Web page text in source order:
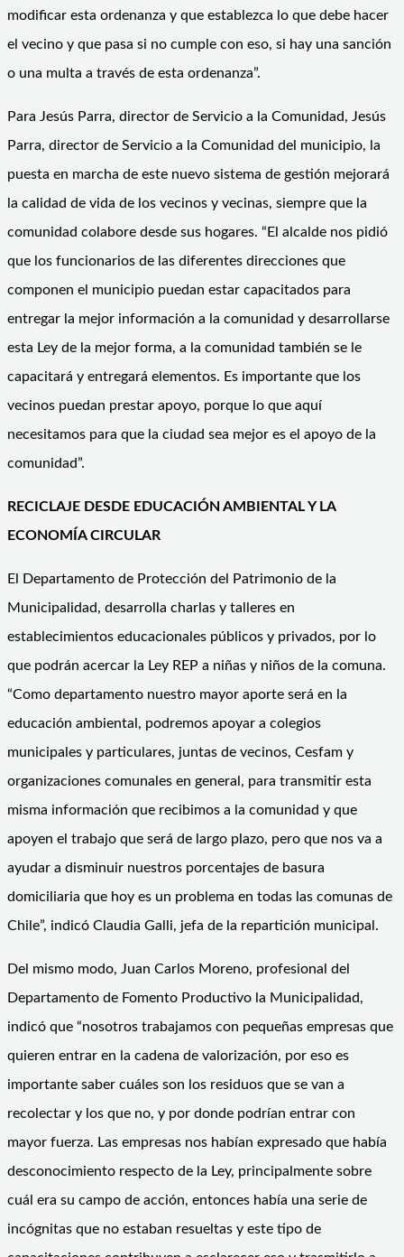
modificar esta ordenanza y que establezca lo que debe hacer
el vecino y que pasa si no cumple con eso, si hay una sanción
o una multa a través de esta ordenanza”.
Para Jesús Parra, director de Servicio a la Comunidad, Jesús
Parra, director de Servicio a la Comunidad del municipio, la
puesta en marcha de este nuevo sistema de gestión mejorará
la calidad de vida de los vecinos y vecinas, siempre que la
comunidad colabore desde sus hogares. “El alcalde nos pidió
que los funcionarios de las diferentes direcciones que
componen el municipio puedan estar capacitados para
entregar la mejor información a la comunidad y desarrollarse
esta Ley de la mejor forma, a la comunidad también se le
capacitará y entregará elementos. Es importante que los
vecinos puedan prestar apoyo, porque lo que aquí
necesitamos para que la ciudad sea mejor es el apoyo de la
comunidad”.
RECICLAJE DESDE EDUCACIÓN AMBIENTAL Y LA
ECONOMÍA CIRCULAR
El Departamento de Protección del Patrimonio de la
Municipalidad, desarrolla charlas y talleres en
establecimientos educacionales públicos y privados, por lo
que podrán acercar la Ley REP a niñas y niños de la comuna.
“Como departamento nuestro mayor aporte será en la
educación ambiental, podremos apoyar a colegios
municipales y particulares, juntas de vecinos, Cesfam y
organizaciones comunales en general, para transmitir esta
misma información que recibimos a la comunidad y que
apoyen el trabajo que será de largo plazo, pero que nos va a
ayudar a disminuir nuestros porcentajes de basura
domiciliaria que hoy es un problema en todas las comunas de
Chile”, indicó Claudia Galli, jefa de la repartición municipal.
Del mismo modo, Juan Carlos Moreno, profesional del
Departamento de Fomento Productivo la Municipalidad,
indicó que “nosotros trabajamos con pequeñas empresas que
quieren entrar en la cadena de valorización, por eso es
importante saber cuáles son los residuos que se van a
recolectar y los que no, y por donde podrían entrar con
mayor fuerza. Las empresas nos habían expresado que había
desconocimiento respecto de la Ley, principalmente sobre
cuál era su campo de acción, entonces había una serie de
incógnitas que no estaban resueltas y este tipo de